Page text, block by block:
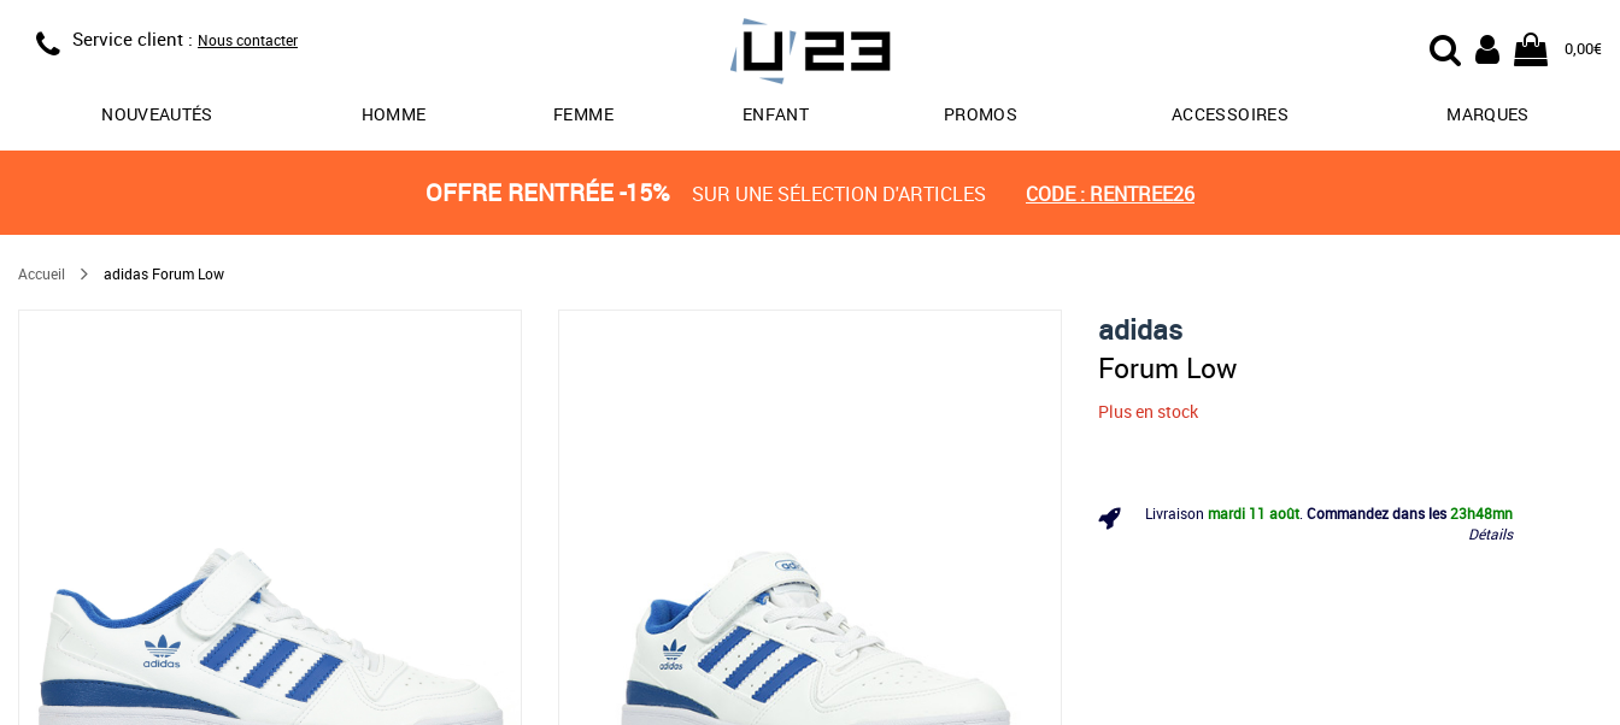
Service client : Nous contacter 0,00€
NOUVEAUTÉS HOMME FEMME ENFANT PROMOS ACCESSOIRES MARQUES
OFFRE RENTRÉE -15% SUR UNE SÉLECTION D'ARTICLES CODE : RENTREE26
Accueil adidas Forum Low
adidas
Forum Low
Plus en stock
Livraison mardi 11 août Commandez dans les23h48mn
Détails